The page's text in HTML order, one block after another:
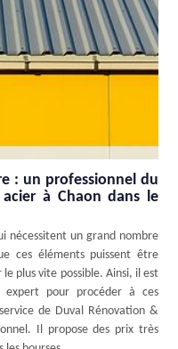
: un professionnel du
à Chaon dans le
nécessitent un grand nombre
ces éléments puissent être
plus vite possible. Ainsi, il est
expert pour procéder à ces
de Duval Rénovation &
Il propose des prix très